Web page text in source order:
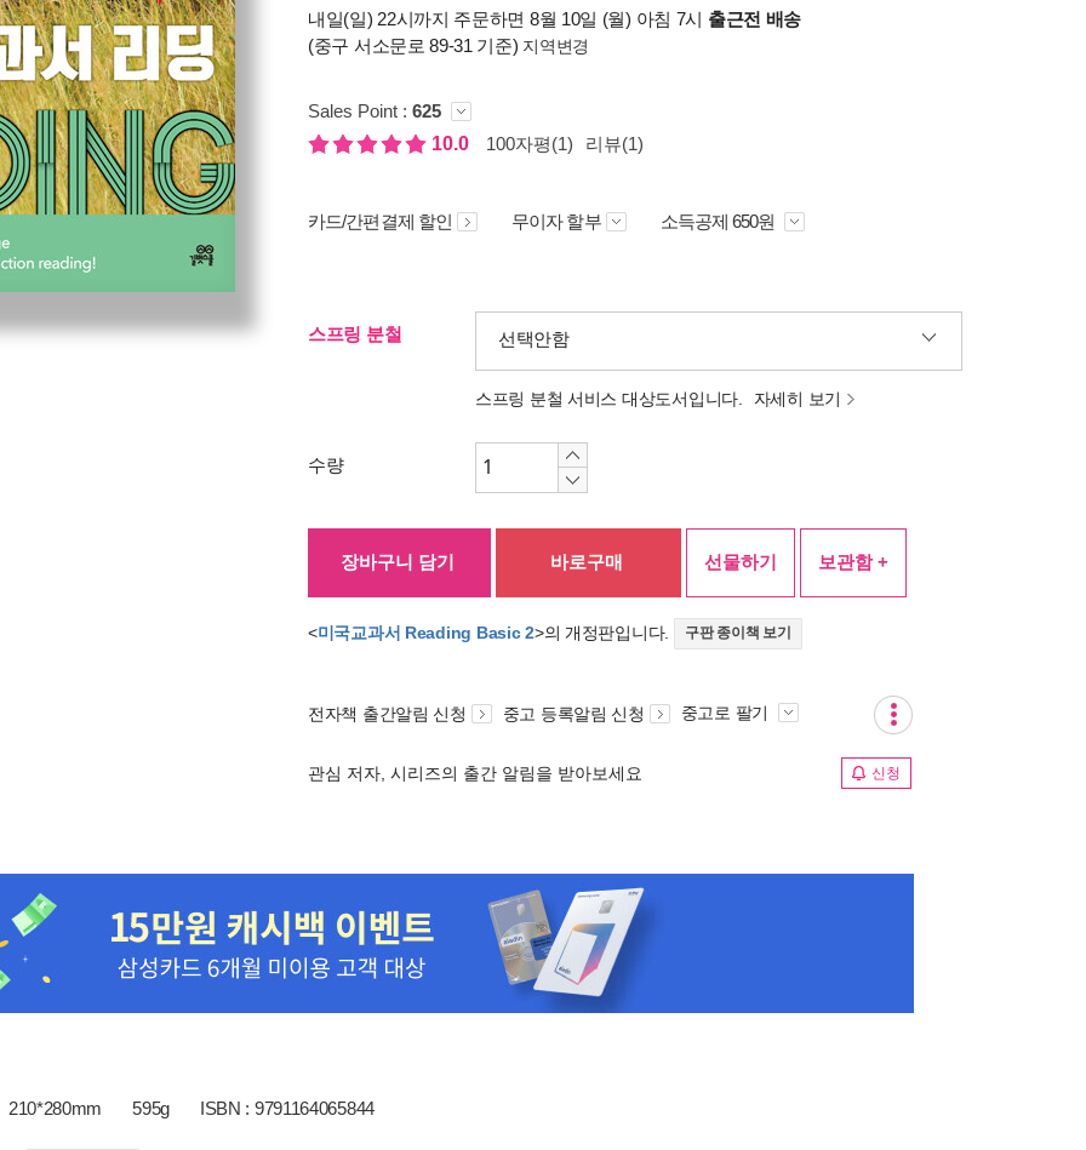
내일(일) 22시까지 주문하면 8월 10일 (월) 아침 7시 출근전 배송
(중구 서소문로 89-31 기준) 지역변경
Sales Point : 625
10.0
100자평(1) 리뷰(1)
카드/간편결제 할인 무이자 할부 소득공제 650원
스프링 분철 선택안함
스프링 분철 서비스 대상도서입니다. 자세히 보기
수량
장바구니 담기 바로구매 선물하기 보관함 +
<미국교과서 Reading Basic 2>의 개정판입니다. 구판 종이책 보기
전자책 출간알림 신청 중고 등록알림 신청 중고로 팔기
관심 저자, 시리즈의 출간 알림을 받아보세요 신청
210*280mm 595g ISBN : 9791164065844